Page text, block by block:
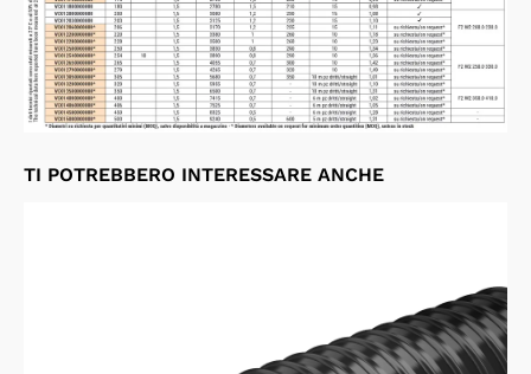
TI POTREBBERO INTERESSARE ANCHE